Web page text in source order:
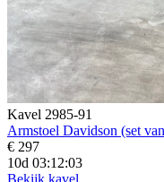
Kavel 2985-91
Armstoel Davidson (set
€ 297
10d 03:12:01
Bekijk kavel